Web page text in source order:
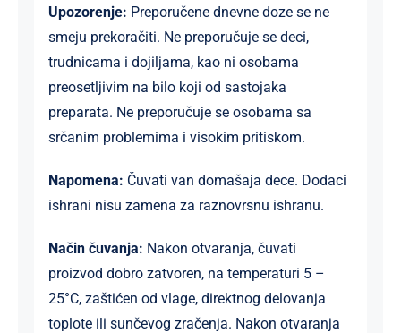
Upozorenje: Preporučene dnevne doze se ne
smeju prekoračiti. Ne preporučuje se deci,
trudnicama i dojiljama, kao ni osobama
preosetljivim na bilo koji od sastojaka
preparata. Ne preporučuje se osobama sa
srčanim problemima i visokim pritiskom.
Napomena: Čuvati van domašaja dece. Dodaci
ishrani nisu zamena za raznovrsnu ishranu.
Način čuvanja: Nakon otvaranja, čuvati
proizvod dobro zatvoren, na temperaturi 5 –
25°C, zaštićen od vlage, direktnog delovanja
toplote ili sunčevog zračenja. Nakon otvaranja